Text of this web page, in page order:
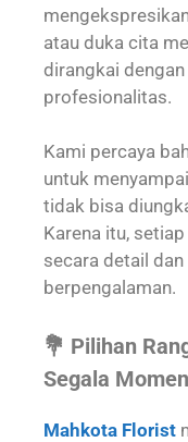
atau duka cita
dirangkai
profesionalitas.
Kami percaya
untuk
tidak bisa
Karena itu,
secara detail
berpengalaman.
💐 Pilihan
Segala Momen
Mahkota Florist